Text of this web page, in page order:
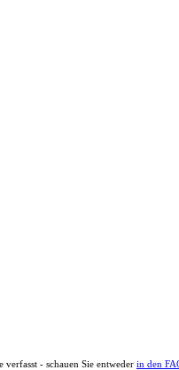
- schauen Sie entweder in den